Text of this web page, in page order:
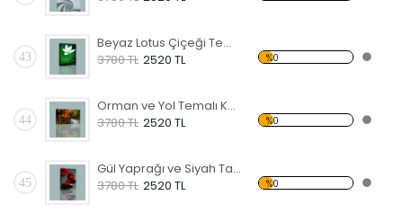
43
Beyaz Lotus Çiçeği Temalı Kanvas Tablo
3780 TL 2520 TL %0
44
Orman ve Yol Temalı Kanvas Tablo
3780 TL 2520 TL %0
45
Gül Yaprağı ve Siyah Taş Kanvas Tablo
3780 TL 2520 TL %0